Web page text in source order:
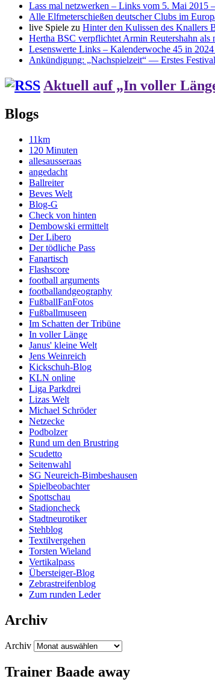
Lass mal netzwerken – Links vom 5. Mai 2015
Alle Elfmeterschießen deutscher Clubs im
live Spiele zu Hinter den Kulissen des
Hertha BSC verpflichtet Armin Reutershahn als
Lesenswerte Links – Kalenderwoche 45 in 2024
Ankündigung: „Nachspielzeit“ — Erstes
Aktuell auf „In voller
Blogs
11km
120 Minuten
allesausseraas
angedacht
Ballreiter
Beves Welt
Blog-G
Check von hinten
Dembowski ermittelt
Der Libero
Der tödliche Pass
Fanartisch
Flashscore
football arguments
footballandgeography
FußballFanFotos
Fußballmuseen
Im Schatten der Tribüne
In voller Länge
Janus' kleine Welt
Jens Weinreich
Kickschuh-Blog
KLN online
Liga Parkdrei
Lizas Welt
Michael Schröder
Netzecke
Podbolzer
Rund um den Brustring
Scudetto
Seitenwahl
SG Neureich-Bimbeshausen
Spielbeobachter
Spottschau
Stadioncheck
Stadtneurotiker
Stehblog
Textilvergehen
Torsten Wieland
Vertikalpass
Übersteiger-Blog
Zebrastreifenblog
Zum runden Leder
Archiv
Archiv
Trainer Baade away